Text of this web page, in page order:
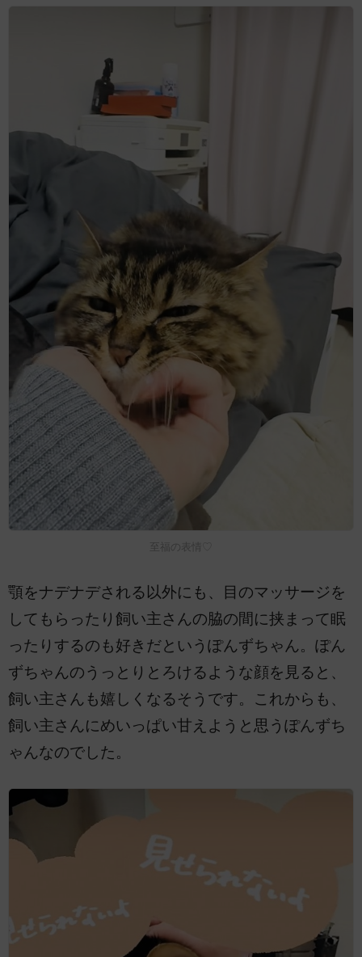
至福の表情♡
顎をナデナデされる以外にも、目のマッサージを
してもらったり飼い主さんの脇の間に挟まって眠
ったりするのも好きだというぽんずちゃん。ぽん
ずちゃんのうっとりとろけるような顔を見ると、
飼い主さんも嬉しくなるそうです。これからも、
飼い主さんにめいっぱい甘えようと思うぽんずち
ゃんなのでした。